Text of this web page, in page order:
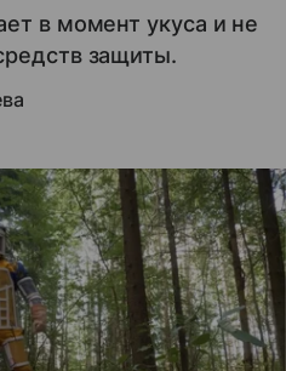
в момент укуса и не
защиты.